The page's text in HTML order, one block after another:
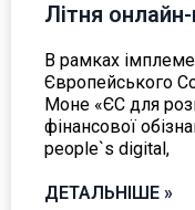
Літня
В рамках
Європейського
Моне «ЄС для
фінансової
people`s digital,
ДЕТАЛЬНІШЕ »